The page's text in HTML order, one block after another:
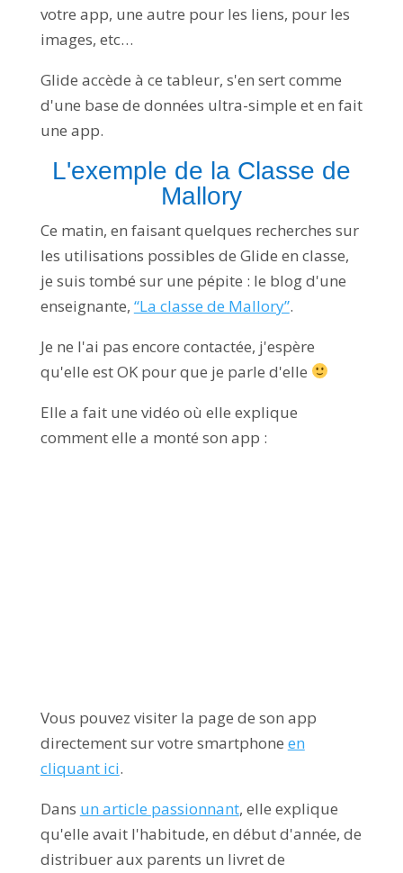
votre app, une autre pour les liens, pour les
images, etc…
Glide accède à ce tableur, s'en sert comme
d'une base de données ultra-simple et en fait
une app.
L'exemple de la Classe de
Mallory
Ce matin, en faisant quelques recherches sur
les utilisations possibles de Glide en classe,
je suis tombé sur une pépite : le blog d'une
enseignante, “La classe de Mallory”.
Je ne l'ai pas encore contactée, j'espère
qu'elle est OK pour que je parle d'elle
Elle a fait une vidéo où elle explique
comment elle a monté son app :
Vous pouvez visiter la page de son app
directement sur votre smartphone en
cliquant ici.
Dans un article passionnant, elle explique
qu'elle avait l'habitude, en début d'année, de
distribuer aux parents un livret de